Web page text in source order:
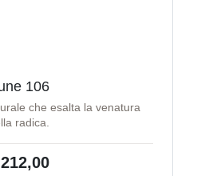
106
che esalta la venatura
radica.